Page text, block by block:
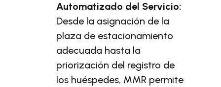
Automatizado del Servicio:
Desde la asignación de la
plaza de estacionamiento
adecuada hasta la
priorización del registro de
los huéspedes, MMR permite